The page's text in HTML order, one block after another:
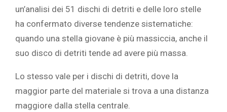
un’analisi dei 51 dischi di detriti e delle loro stelle
ha confermato diverse tendenze sistematiche:
quando una stella giovane è più massiccia, anche il
suo disco di detriti tende ad avere più massa.
Lo stesso vale per i dischi di detriti, dove la
maggior parte del materiale si trova a una distanza
maggiore dalla stella centrale.